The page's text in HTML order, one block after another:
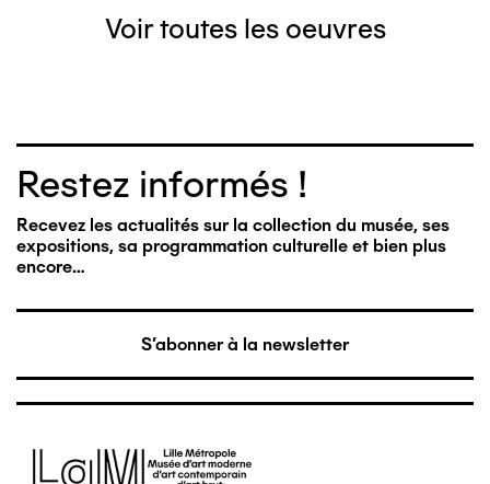
Voir toutes les oeuvres
Restez informés !
Recevez les actualités sur la collection du musée, ses
expositions, sa programmation culturelle et bien plus
encore…
S'abonner à la newsletter
Image